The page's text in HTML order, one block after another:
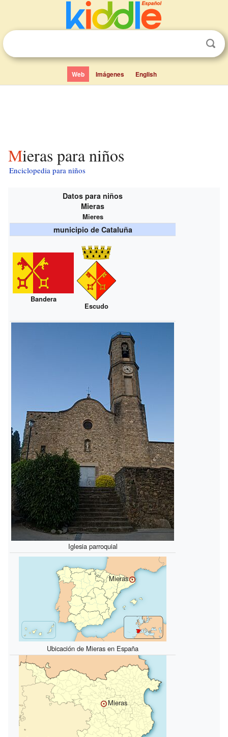
Web Imágenes English
Mieras para niños
Enciclopedia para niños
Datos para niños
Mieras
Mieres
municipio de Cataluña
Bandera
Escudo
Iglesia parroquial
Mieras
Ubicación de Mieras en España
Mieras